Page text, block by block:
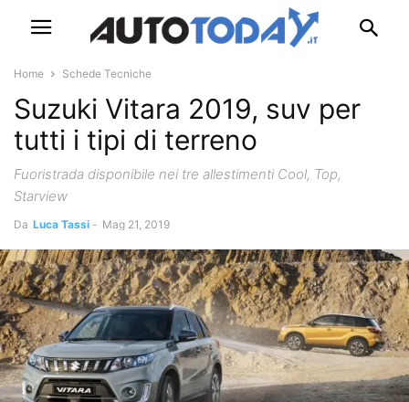
Home Schede Tecniche
Suzuki Vitara 2019, suv per
tutti i tipi di terreno
Fuoristrada disponibile nei tre allestimenti Cool, Top,
Starview
Da Luca Tassi - Mag 21, 2019